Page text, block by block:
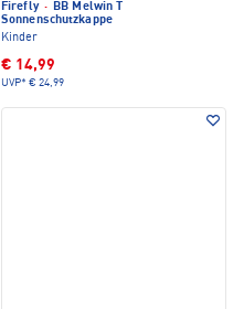
Firefly · BB Melwin T
Sonnenschutzkappe
Kinder
€ 14,99
UVP* € 24,99